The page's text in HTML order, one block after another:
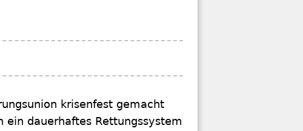
krisenfest gemacht
dauerhaftes Rettungssystem